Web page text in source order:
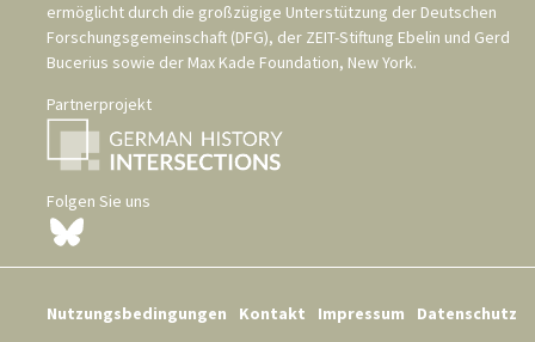
ermöglicht durch die großzügige Unterstützung der Deutschen
Forschungsgemeinschaft (DFG), der ZEIT-Stiftung Ebelin und Gerd
Bucerius sowie der Max Kade Foundation, New York.
Partnerprojekt
Folgen Sie uns
Nutzungsbedingungen Kontakt Impressum Datenschutz